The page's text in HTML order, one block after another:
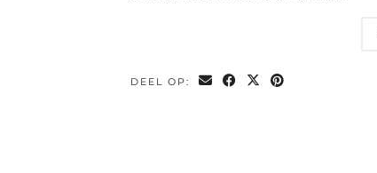
DEEL OP: